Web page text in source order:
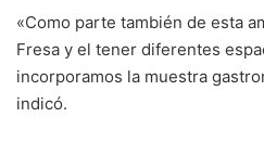
«Como parte también de esta
Fresa y el tener diferentes
incorporamos la muestra
indicó.